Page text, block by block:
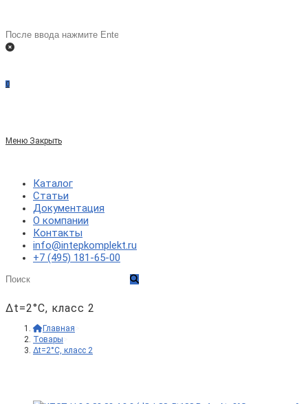
сайту
Поиск
на
0
Меню Закрыть
Каталог
Статьи
Документация
О компании
Контакты
info@intepkomplekt.ru
+7 (495) 181-65-00
Δt=2°C, класс 2
Главная
Товары
Δt=2°C, класс 2